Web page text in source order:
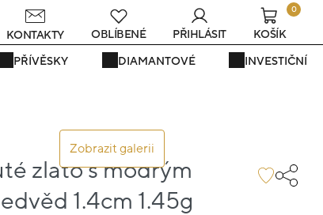
PŘÍVĚSKY DIAMANTOVÉ INVESTIČNÍ
KONTAKTY OBLÍBENÉ PŘIHLÁSIT
0
KOŠÍK
Zobrazit galerii
zlato s modrým
1.4cm 1.45g